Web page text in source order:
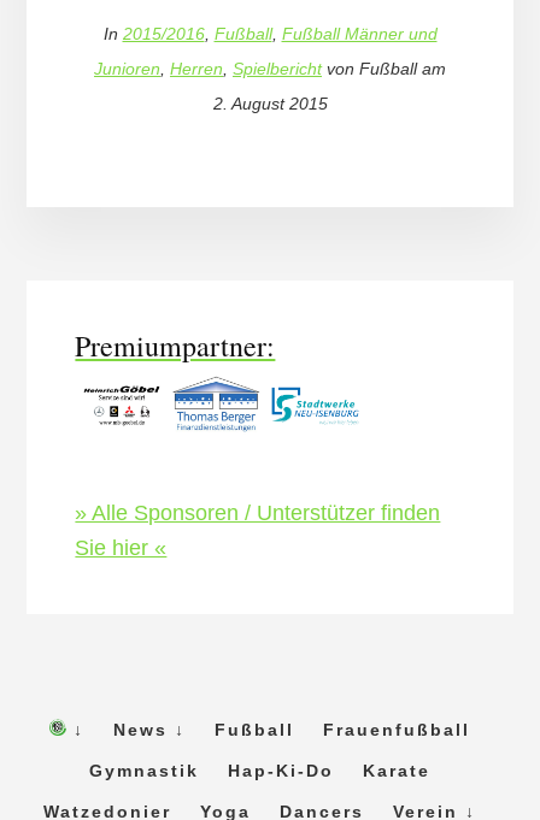
In 2015/2016, Fußball, Fußball Männer und
Junioren, Herren, Spielberichtvon Fußballam
2. August 2015
Premiumpartner:
» Alle Sponsoren / Unterstützer finden
Sie hier «
↓ News ↓ Fußball Frauenfußball
Gymnastik Hap-Ki-Do Karate
Watzedonier Yoga Dancers Verein ↓